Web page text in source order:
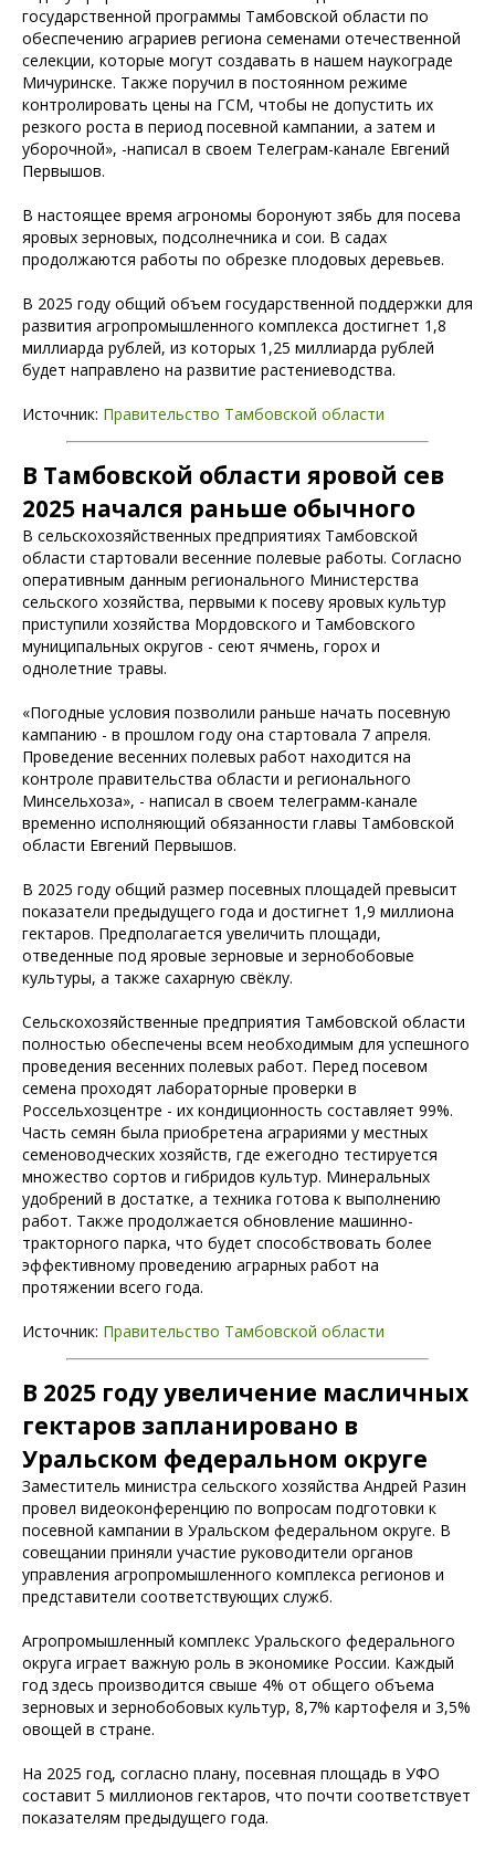
государственной программы Тамбовской области по
обеспечению аграриев региона семенами отечественной
селекции, которые могут создавать в нашем наукограде
Мичуринске. Также поручил в постоянном режиме
контролировать цены на ГСМ, чтобы не допустить их
резкого роста в период посевной кампании, а затем и
уборочной», -написал в своем Телеграм-канале Евгений
Первышов.
В настоящее время агрономы боронуют зябь для посева
яровых зерновых, подсолнечника и сои. В садах
продолжаются работы по обрезке плодовых деревьев.
В 2025 году общий объем государственной поддержки для
развития агропромышленного комплекса достигнет 1,8
миллиарда рублей, из которых 1,25 миллиарда рублей
будет направлено на развитие растениеводства.
Источник: Правительство Тамбовской области
В Тамбовской области яровой сев
2025 начался раньше обычного
В сельскохозяйственных предприятиях Тамбовской
области стартовали весенние полевые работы. Согласно
оперативным данным регионального Министерства
сельского хозяйства, первыми к посеву яровых культур
приступили хозяйства Мордовского и Тамбовского
муниципальных округов - сеют ячмень, горох и
однолетние травы.
«Погодные условия позволили раньше начать посевную
кампанию - в прошлом году она стартовала 7 апреля.
Проведение весенних полевых работ находится на
контроле правительства области и регионального
Минсельхоза», - написал в своем телеграмм-канале
временно исполняющий обязанности главы Тамбовской
области Евгений Первышов.
В 2025 году общий размер посевных площадей превысит
показатели предыдущего года и достигнет 1,9 миллиона
гектаров. Предполагается увеличить площади,
отведенные под яровые зерновые и зернобобовые
культуры, а также сахарную свёклу.
Сельскохозяйственные предприятия Тамбовской области
полностью обеспечены всем необходимым для успешного
проведения весенних полевых работ. Перед посевом
семена проходят лабораторные проверки в
Россельхозцентре - их кондиционность составляет 99%.
Часть семян была приобретена аграриями у местных
семеноводческих хозяйств, где ежегодно тестируется
множество сортов и гибридов культур. Минеральных
удобрений в достатке, а техника готова к выполнению
работ. Также продолжается обновление машинно-
тракторного парка, что будет способствовать более
эффективному проведению аграрных работ на
протяжении всего года.
Источник: Правительство Тамбовской области
В 2025 году увеличение масличных
гектаров запланировано в
Уральском федеральном округе
Заместитель министра сельского хозяйства Андрей Разин
провел видеоконференцию по вопросам подготовки к
посевной кампании в Уральском федеральном округе. В
совещании приняли участие руководители органов
управления агропромышленного комплекса регионов и
представители соответствующих служб.
Агропромышленный комплекс Уральского федерального
округа играет важную роль в экономике России. Каждый
год здесь производится свыше 4% от общего объема
зерновых и зернобобовых культур, 8,7% картофеля и 3,5%
овощей в стране.
На 2025 год, согласно плану, посевная площадь в УФО
составит 5 миллионов гектаров, что почти соответствует
показателям предыдущего года.